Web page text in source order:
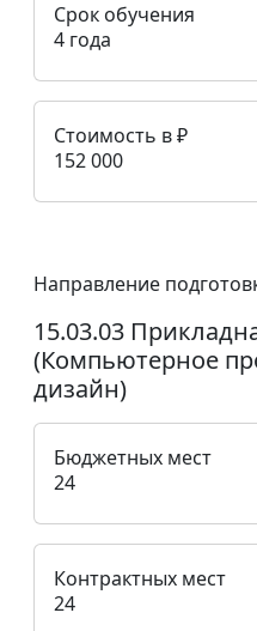
Срок обучения
4 года
Стоимость в ₽
152 000
Направление
15.03.03
(Компьютерное
дизайн)
Бюджетных мест
24
Контрактных мест
24